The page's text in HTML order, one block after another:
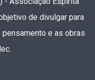
de divulgar para
e as obras